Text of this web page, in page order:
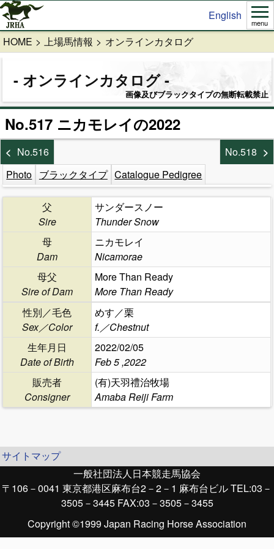
English
menu
HOME 上場馬情報 オンラインカタログ
オンラインカタログ
画像及びブラックタイプの無断転載禁止
No.517 ニカモレイの2022
No.516
No.518
Photo ブラックタイプ Catalogue Pedigree
父
Sire
サンダースノー
Thunder Snow
母
Dam
ニカモレイ
Nicamorae
母父
Sire of Dam
More Than Ready
More Than Ready
性別／毛色
Sex／Color
めす／栗
f.／Chestnut
生年月日
Date of Birth
2022/02/05
Feb 5 ,2022
販売者
Consigner
(有)天羽禮治牧場
Amaba Reiji Farm
サイトマップ
一般社団法人日本競走馬協会
〒106－0041 東京都港区麻布台2－2－1 麻布台ビル TEL:03－
3505－3445 FAX:03－3505－3455
Copyright ©1999 Japan Racing Horse Association